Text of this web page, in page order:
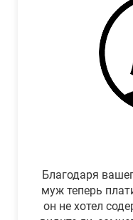
Благодаря
муж теперь
он не хотел